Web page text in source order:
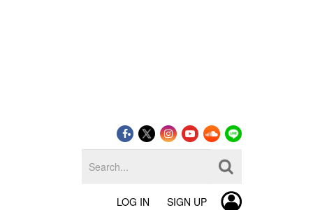
LOG IN SIGN UP